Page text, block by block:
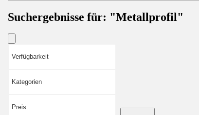
Suchergebnisse für: "Metallprofil"
Verfügbarkeit
Kategorien
Preis